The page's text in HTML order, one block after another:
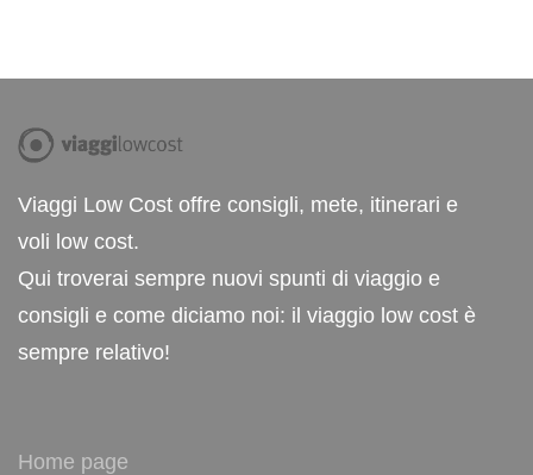
Viaggi Low Cost offre consigli, mete, itinerari e
voli low cost.
Qui troverai sempre nuovi spunti di viaggio e
consigli e come diciamo noi: il viaggio low cost è
sempre relativo!
Home page